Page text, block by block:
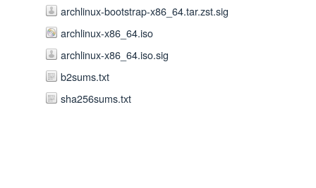
archlinux-bootstrap-x86_64.tar.zst.sig
archlinux-x86_64.iso
archlinux-x86_64.iso.sig
b2sums.txt
sha256sums.txt